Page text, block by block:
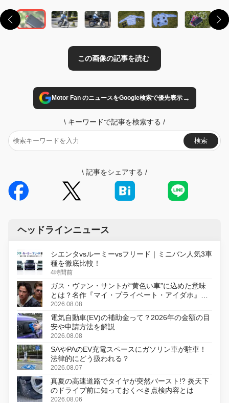
Motor Fan のニュースをGoogle検索で優先表示→
\ キーワードで記事を検索する /
検索
\ 記事をシェアする /
ヘッドラインニュース
シエンタvsルーミーvsフリード｜ミニバン人気3車
種を徹底比較！
4時間前
ガス・ヴァン・サントが“黄色い車”に込めた意味
とは？名作『マイ・プライベート・アイダホ』が
初のデジタルリマスター版で復活
2026.08.08
電気自動車(EV)の補助金って？2026年の金額の目
安や申請方法を解説
2026.08.08
SAやPAのEV充電スペースにガソリン車が駐車！
法律的にどう扱われる？
2026.08.07
真夏の高速道路でタイヤが突然バースト!? 炎天下
のドライブ前に知っておくべき点検内容とは
2026.08.06